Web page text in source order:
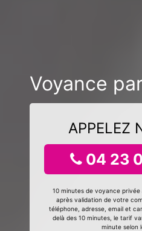
Voyance
APPELEZ
04 23
10 minutes de voyance privée
après validation de votre
téléphone, adresse, email et
delà des 10 minutes, le tarif
minute selon